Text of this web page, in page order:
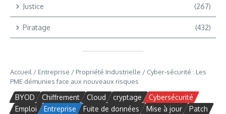
Justice (267)
Piratage (432)
Accueil / Entreprise / Propriété Industrielle / Cyber-sécurité : Les
PME démunies face aux nouveaux risques
BYOD Chiffrement Cloud cryptage
Cybersécurité
Emploi
Entreprise Fuite de données Mise à jour
Patch